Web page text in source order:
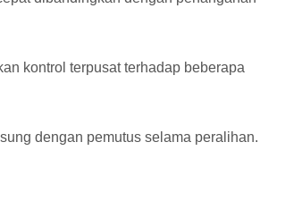
kontrol terpusat terhadap beberapa
dengan pemutus selama peralihan.